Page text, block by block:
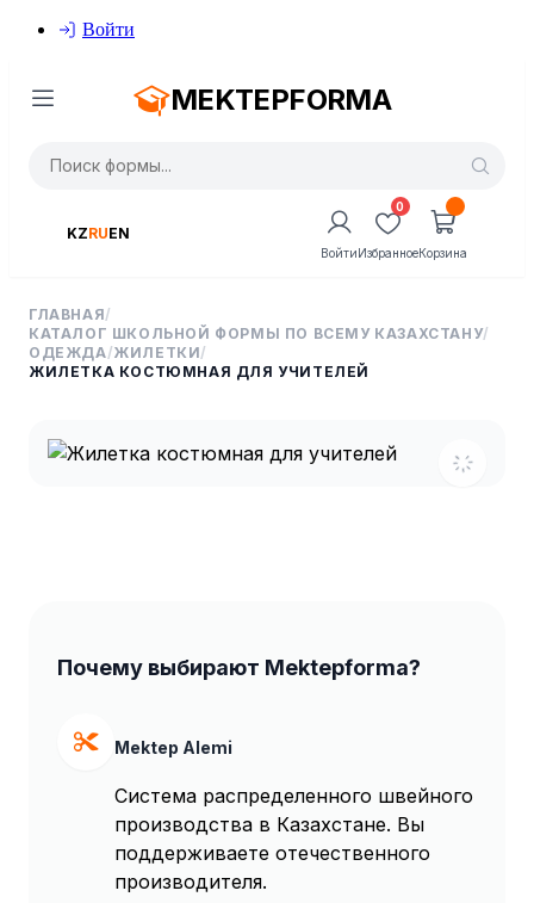
Войти
MEKTEPFORMA
KZRUEN
Войти
0
ИзбранноеКорзина
ГЛАВНАЯ/
КАТАЛОГ ШКОЛЬНОЙ ФОРМЫ ПО ВСЕМУ КАЗАХСТАНУ/
ОДЕЖДА/ЖИЛЕТКИ/
ЖИЛЕТКА КОСТЮМНАЯ ДЛЯ УЧИТЕЛЕЙ
Почему выбирают Mektepforma?
Mektep Alemi
Система распределенного швейного
производства в Казахстане. Вы
поддерживаете отечественного
производителя.